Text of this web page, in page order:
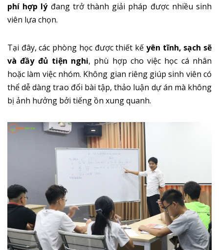
phí hợp lýđang trở thành giải pháp được nhiều sinh
viên lựa chọn.
Tại đây, các phòng học được thiết kế yên tĩnh, sạch sẽ
và đầy đủ tiện nghi, phù hợp cho việc học cá nhân
hoặc làm việc nhóm. Không gian riêng giúp sinh viên có
thể dễ dàng trao đổi bài tập, thảo luận dự án mà không
bị ảnh hưởng bởi tiếng ồn xung quanh.